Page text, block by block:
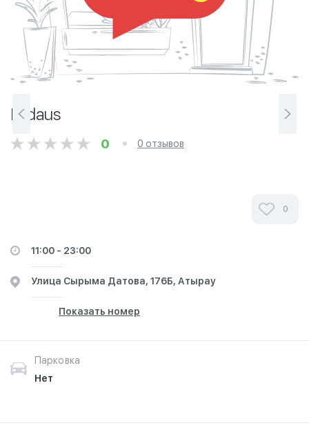
Firdaus
0 0 отзывов
0
11:00 - 23:00
​Улица Сырыма Датова, 176Б, Атырау
Показать номер
Парковка
Нет